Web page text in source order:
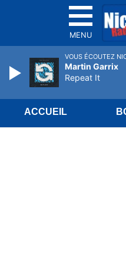
MENU
ACCUEIL
VOUS ÉCOUTEZ
Martin Garrix
Repeat It